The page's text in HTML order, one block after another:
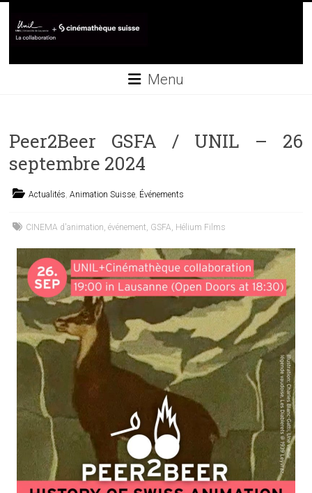
content
Collaboration
suisse
Menu
Peer2Beer GSFA / UNIL – 26
septembre 2024
Actualités,Animation Suisse, Événements
CINEMA d'animation,événement, GSFA, Hélium Films